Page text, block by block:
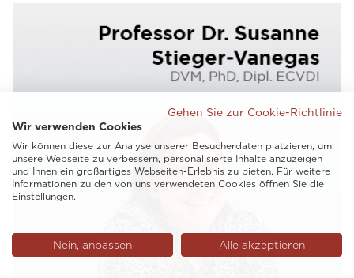
Gehen Sie zur Cookie-Richtlinie
Wir verwenden Cookies
Wir können diese zur Analyse unserer Besucherdaten platzieren, um
unsere Webseite zu verbessern, personalisierte Inhalte anzuzeigen
und Ihnen ein großartiges Webseiten-Erlebnis zu bieten. Für weitere
Informationen zu den von uns verwendeten Cookies öffnen Sie die
Einstellungen.
Nein, anpassen Alle akzeptieren